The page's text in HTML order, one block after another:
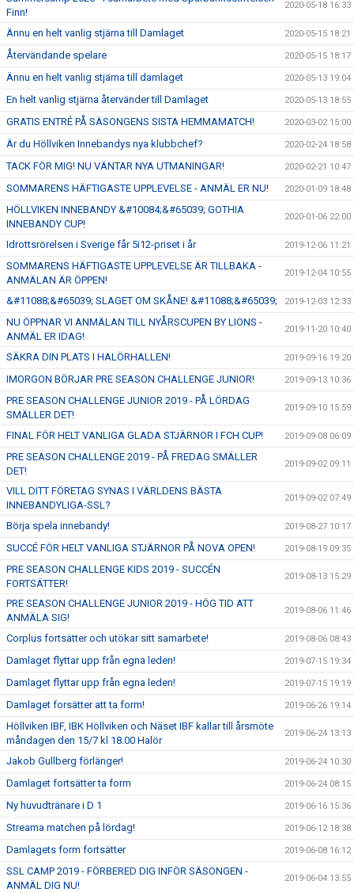
Finn!
2020-05-18 16:33
Ännu en helt vanlig stjärna till Damlaget 2020-05-15 18:21
Återvändande spelare 2020-05-15 18:17
Ännu en helt vanlig stjärna till damlaget 2020-05-13 19:04
En helt vanlig stjärna återvänder till Damlaget 2020-05-13 18:55
GRATIS ENTRÉ PÅ SÄSONGENS SISTA HEMMAMATCH! 2020-03-02 15:00
Är du Höllviken Innebandys nya klubbchef? 2020-02-24 18:58
TACK FÖR MIG! NU VÄNTAR NYA UTMANINGAR! 2020-02-21 10:47
SOMMARENS HÄFTIGASTE UPPLEVELSE - ANMÄL ER NU! 2020-01-09 18:48
HÖLLVIKEN INNEBANDY &#10084;&#65039; GOTHIA
INNEBANDY CUP!
2020-01-06 22:00
Idrottsrörelsen i Sverige får 5i12-priset i år 2019-12-06 11:21
SOMMARENS HÄFTIGASTE UPPLEVELSE ÄR TILLBAKA -
ANMÄLAN ÄR ÖPPEN!
2019-12-04 10:55
&#11088;&#65039; SLAGET OM SKÅNE! &#11088;&#65039; 2019-12-03 12:33
NU ÖPPNAR VI ANMÄLAN TILL NYÅRSCUPEN BY LIONS -
ANMÄL ER IDAG!
2019-11-20 10:40
SÄKRA DIN PLATS I HALÖRHALLEN! 2019-09-16 19:20
IMORGON BÖRJAR PRE SEASON CHALLENGE JUNIOR! 2019-09-13 10:36
PRE SEASON CHALLENGE JUNIOR 2019 - PÅ LÖRDAG
SMÄLLER DET!
2019-09-10 15:59
FINAL FÖR HELT VANLIGA GLADA STJÄRNOR I FCH CUP! 2019-09-08 06:09
PRE SEASON CHALLENGE 2019 - PÅ FREDAG SMÄLLER
DET!
2019-09-02 09:11
VILL DITT FÖRETAG SYNAS I VÄRLDENS BÄSTA
INNEBANDYLIGA-SSL?
2019-09-02 07:49
Börja spela innebandy! 2019-08-27 10:17
SUCCÉ FÖR HELT VANLIGA STJÄRNOR PÅ NOVA OPEN! 2019-08-19 09:35
PRE SEASON CHALLENGE KIDS 2019 - SUCCÉN
FORTSÄTTER!
2019-08-13 15:29
PRE SEASON CHALLENGE JUNIOR 2019 - HÖG TID ATT
ANMÄLA SIG!
2019-08-06 11:46
Corplus fortsätter och utökar sitt samarbete! 2019-08-06 08:43
Damlaget flyttar upp från egna leden! 2019-07-15 19:34
Damlaget flyttar upp från egna leden! 2019-07-15 19:19
Damlaget forsätter att ta form! 2019-06-26 19:14
Höllviken IBF, IBK Höllviken och Näset IBF kallar till årsmöte
måndagen den 15/7 kl 18.00 Halör
2019-06-24 13:13
Jakob Gullberg förlänger! 2019-06-24 10:30
Damlaget fortsätter ta form 2019-06-24 08:15
Ny huvudtränare i D 1 2019-06-16 15:36
Streama matchen på lördag! 2019-06-12 18:38
Damlagets form fortsätter 2019-06-08 16:12
SSL CAMP 2019 - FÖRBERED DIG INFÖR SÄSONGEN -
ANMÄL DIG NU!
2019-06-04 13:55